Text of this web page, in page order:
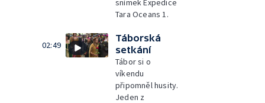
snímek Expedice
Tara Oceans 1.
02:49
Táborská
setkání
Tábor si o
víkendu
připomněl husity.
Jeden z